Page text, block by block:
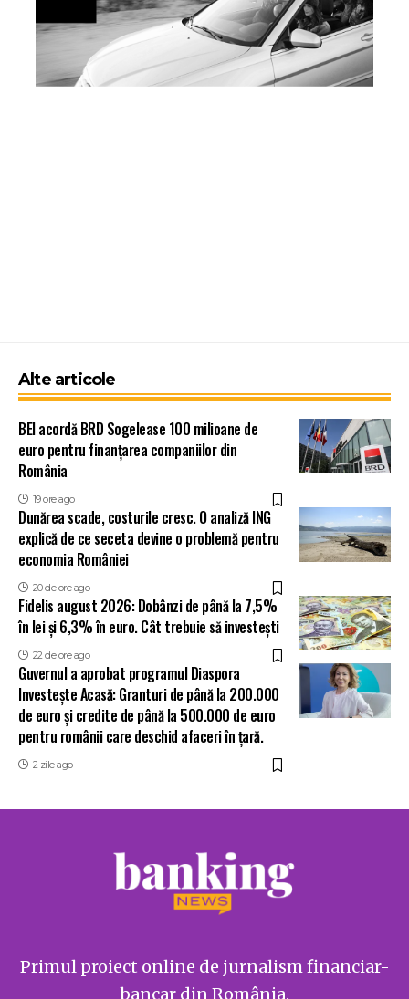
Alte articole
BEI acordă BRD Sogelease 100 milioane de
euro pentru finanțarea companiilor din
România
19 ore ago
Dunărea scade, costurile cresc. O analiză ING
explică de ce seceta devine o problemă pentru
economia României
20 de ore ago
Fidelis august 2026: Dobânzi de până la 7,5%
în lei și 6,3% în euro. Cât trebuie să investești
22 de ore ago
Guvernul a aprobat programul Diaspora
Investește Acasă: Granturi de până la 200.000
de euro și credite de până la 500.000 de euro
pentru românii care deschid afaceri în țară.
2 zile ago
Primul proiect online de jurnalism financiar-
bancar din România.